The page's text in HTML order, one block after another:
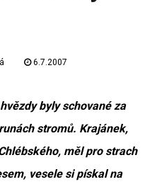
6.7.2007
byly schované za
stromů. Krajánek,
měl pro strach
vesele si pískal na